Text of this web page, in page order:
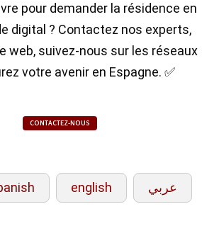
pour demander la résidence en
digital ? Contactez nos experts,
web, suivez-nous sur les réseaux
votre avenir en Espagne. ✅
CONTACTEZ-NOUS
english عربي